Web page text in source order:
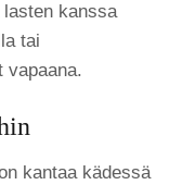
kanssa
tai
vapaana.
kantaa kädessä